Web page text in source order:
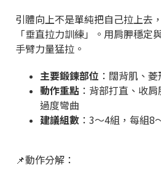
引體向上不是單純把自己拉上去
「垂直拉力訓練」。用肩胛穩定
手臂力量猛拉。
主要鍛鍊部位 ：闊背肌、
動作重點 ：背部打直、收
過度彎曲
建議組數 ：3～4組，每組8
📌動作分解：